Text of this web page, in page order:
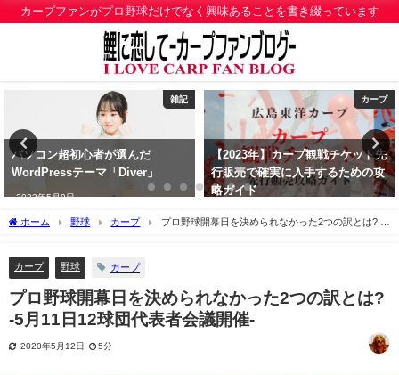
カープファンがプロ野球だけでなく興味あることを書き綴っています
雑記
パソコン超初心者が選んだ
WordPressテーマ「Diver」
2023年5月9日
カープ
【2023年】カープ観戦チケット先
行販売で確実に入手するための攻
略ガイド
ホーム 野球 カープ
プロ野球開幕日を決められなかった2つの訳とは? -5
カープ 野球 カープ
プロ野球開幕日を決められなかった2つの訳とは?
-5月11日12球団代表者会議開催-
2020年5月12日 5分